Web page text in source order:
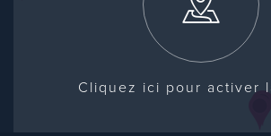
Cliquez ici pour activer